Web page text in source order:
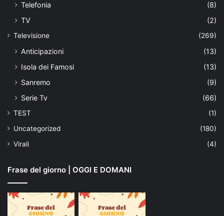
Telefonia
(8)
TV
(2)
Televisione (269)
Anticipazioni
(13)
Isola dei Famosi
(13)
Sanremo
(9)
Serie Tv
(66)
TEST
(1)
Uncategorized
(180)
Virali
(4)
Frase del giorno | OGGI E DOMANI